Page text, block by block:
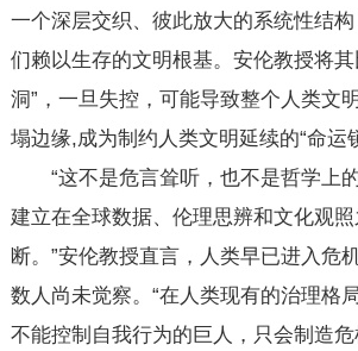
一个深层交织、彼此放大的系统性结
们赖以生存的文明根基。安伦教授将
洞”，一旦失控，可能导致整个人类文
塌边缘,成为制约人类文明延续的“命运
“这不是危言耸听，也不是哲学上
建立在全球数据、伦理思辨和文化观照
断。”安伦教授直言，人类早已进入危
数人尚未觉察。“在人类现有的治理格
不能控制自我行为的巨人，只会制造